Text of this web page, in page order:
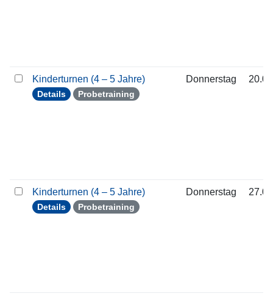
Kinderturnen (4 – 5 Jahre)
Details Probetraining
Donnerstag
Kinderturnen (4 – 5 Jahre)
Details Probetraining
Donnerstag